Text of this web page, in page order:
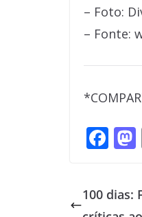
– Foto:
– Fonte:
F
e
b
100 dias: